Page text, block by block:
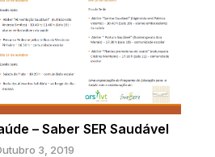
– Saber SER Saudável
3, 2019